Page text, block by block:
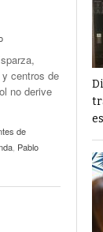
centros de
no derive
de
Pablo